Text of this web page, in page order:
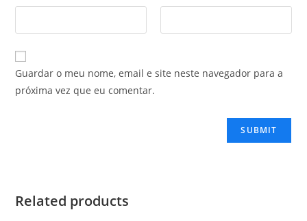
Guardar o meu nome, email e site neste navegador para a
próxima vez que eu comentar.
Related products